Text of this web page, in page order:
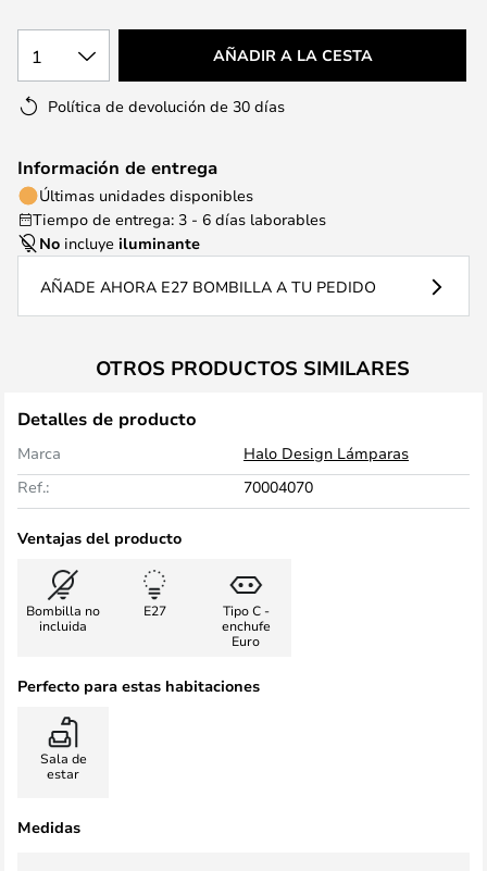
1 AÑADIR A LA CESTA
Política de devolución de 30 días
Información de entrega
Últimas unidades disponibles
Tiempo de entrega: 3 - 6 días laborables
No incluye iluminante
AÑADE AHORA E27 BOMBILLA A TU PEDIDO
OTROS PRODUCTOS SIMILARES
Detalles de producto
Marca
Halo Design Lámparas
Ref.:
70004070
Ventajas del producto
Bombilla no
incluida
E27
Tipo C -
enchufe
Euro
Perfecto para estas habitaciones
Sala de
estar
Medidas